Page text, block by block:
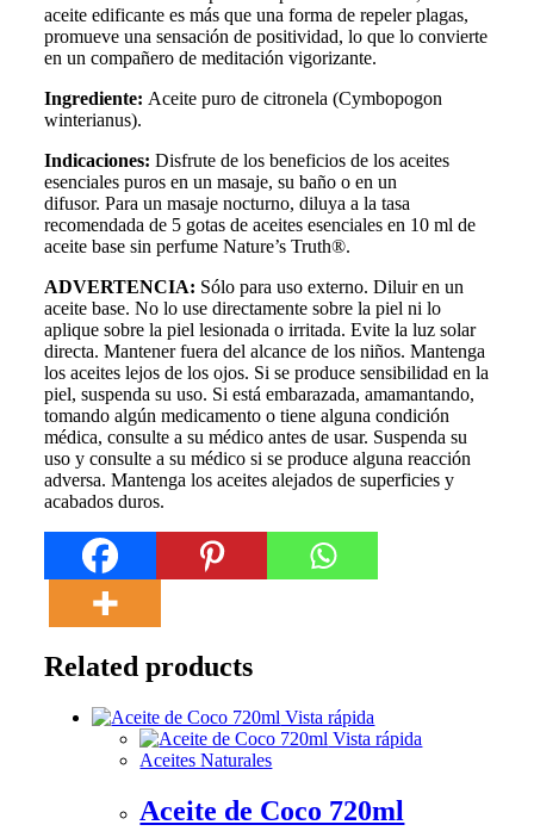
aceite edificante es más que una forma de repeler plagas,
promueve una sensación de positividad, lo que lo convierte
en un compañero de meditación vigorizante.
Ingrediente: Aceite puro de citronela (Cymbopogon
winterianus).
Indicaciones: Disfrute de los beneficios de los aceites
esenciales puros en un masaje, su baño o en un
difusor. Para un masaje nocturno, diluya a la tasa
recomendada de 5 gotas de aceites esenciales en 10 ml de
aceite base sin perfume Nature’s Truth®.
ADVERTENCIA: Sólo para uso externo. Diluir en un
aceite base. No lo use directamente sobre la piel ni lo
aplique sobre la piel lesionada o irritada. Evite la luz solar
directa. Mantener fuera del alcance de los niños. Mantenga
los aceites lejos de los ojos. Si se produce sensibilidad en la
piel, suspenda su uso. Si está embarazada, amamantando,
tomando algún medicamento o tiene alguna condición
médica, consulte a su médico antes de usar. Suspenda su
uso y consulte a su médico si se produce alguna reacción
adversa. Mantenga los aceites alejados de superficies y
acabados duros.
Related products
Vista rápida
Vista rápida
Aceites Naturales
Aceite de Coco 720ml